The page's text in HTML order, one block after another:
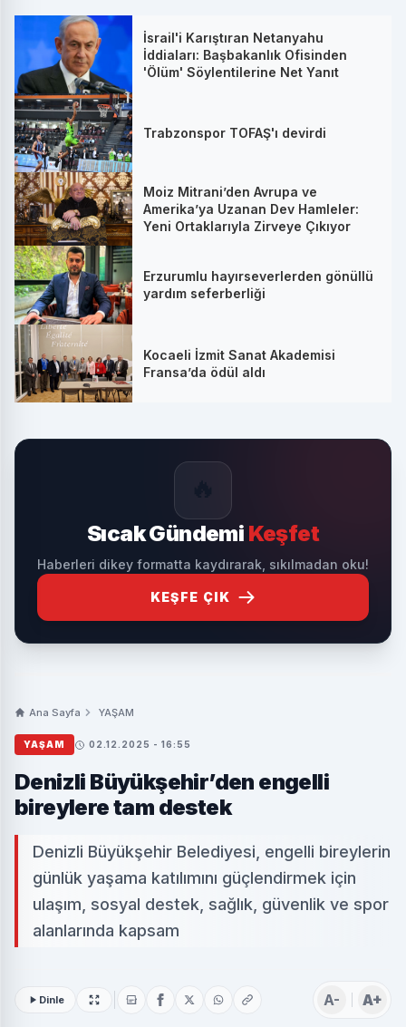
İsrail'i Karıştıran Netanyahu
İddiaları: Başbakanlık Ofisinden
'Ölüm' Söylentilerine Net Yanıt
Trabzonspor TOFAŞ'ı devirdi
Moiz Mitrani’den Avrupa ve
Amerika’ya Uzanan Dev Hamleler:
Yeni Ortaklarıyla Zirveye Çıkıyor
Erzurumlu hayırseverlerden gönüllü
yardım seferberliği
Kocaeli İzmit Sanat Akademisi
Fransa’da ödül aldı
Sıcak Gündemi Keşfet
Haberleri dikey formatta kaydırarak, sıkılmadan oku!
KEŞFE ÇIK
Ana Sayfa YAŞAM
YAŞAM 02.12.2025 - 16:55
Denizli Büyükşehir’den engelli
bireylere tam destek
Denizli Büyükşehir Belediyesi, engelli bireylerin
günlük yaşama katılımını güçlendirmek için
ulaşım, sosyal destek, sağlık, güvenlik ve spor
alanlarında kapsam
Dinle A- A+